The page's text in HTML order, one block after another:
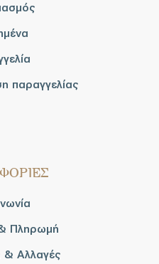
παραγγελίας
Πληρωμή
& Αλλαγές